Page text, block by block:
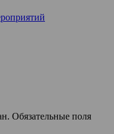
Обязательные поля